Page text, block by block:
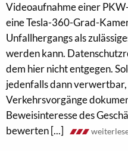
Videoaufnahme einer
eine Tesla-360-Grad-
Unfallhergangs als
werden kann.
dem hier nicht entgegen.
jedenfalls dann
Verkehrsvorgänge
Beweisinteresse des
bewerten [...]